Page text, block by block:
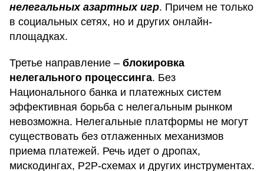
нелегальных азартных игр. Причем не только
в социальных сетях, но и других онлайн-
площадках.
Третье направление – блокировка
нелегального процессинга. Без
Национального банка и платежных систем
эффективная борьба с нелегальным рынком
невозможна. Нелегальные платформы не могут
существовать без отлаженных механизмов
приема платежей. Речь идет о дропах,
мискодингах, P2P-схемах и других инструментах.